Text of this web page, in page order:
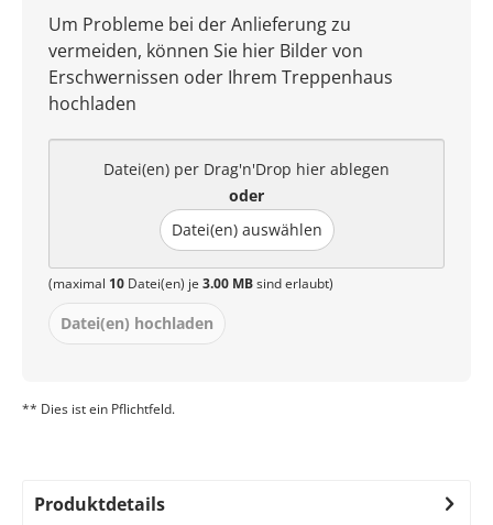
Um Probleme bei der Anlieferung zu
vermeiden, können Sie hier Bilder von
Erschwernissen oder Ihrem Treppenhaus
hochladen
Datei(en) per Drag'n'Drop hier ablegen
oder
Datei(en) auswählen
(maximal 10 Datei(en) je 3.00 MBsind erlaubt)
Datei(en) hochladen
** Dies ist ein Pflichtfeld.
Produktdetails